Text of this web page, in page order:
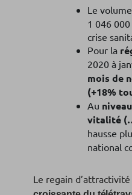
Le
1 046
crise
Pour la
2020 à
mois de
(+18%
Au
vitalité
hausse
national
Le regain